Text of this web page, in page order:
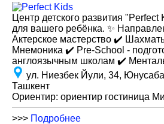
Центр детского развития
для вашего ребёнка. ✨
Актерское мастерство ✔️
Мнемоника ✔️ Pre-School -
англоязычным школам ✔️
ул. Ниезбек Йули, 34,
Ташкент
Ориентир: ориентир гостиница
>>> Подробнее